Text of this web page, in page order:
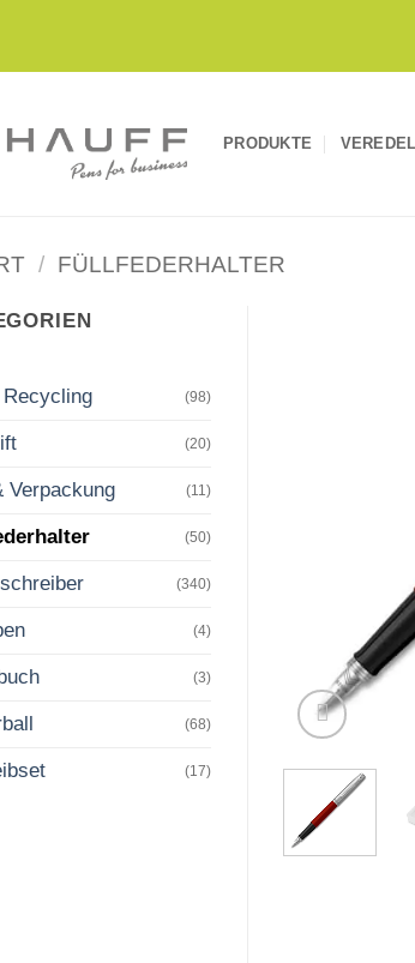
PRODUKTE
/ FÜLLFEDERHALTER
Recycling (98)
(20)
Verpackung (11)
(50)
(340)
(4)
(3)
(68)
(17)